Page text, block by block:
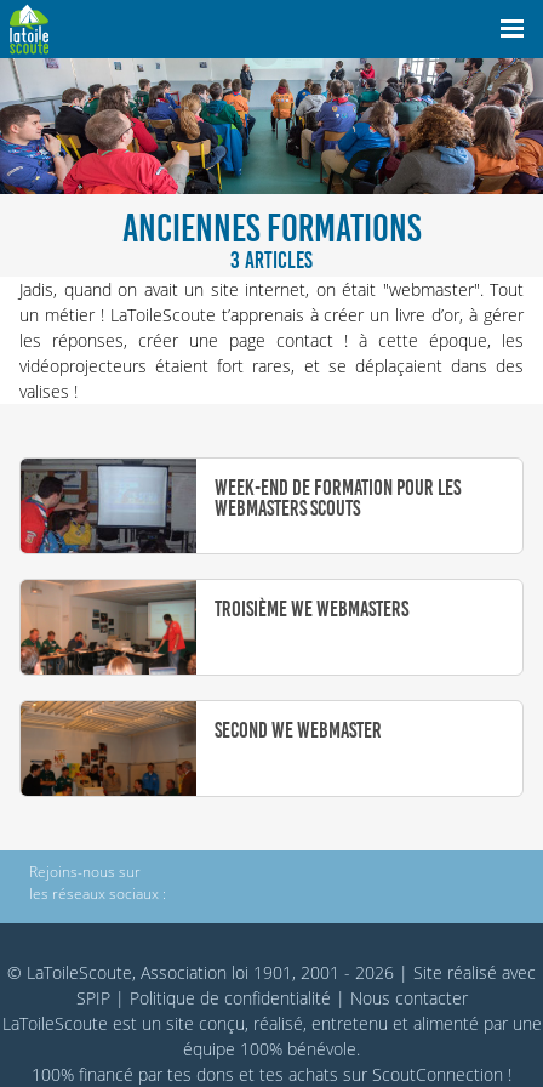
ANCIENNES FORMATIONS
3 ARTICLES
Jadis, quand on avait un site internet, on était "webmaster". Tout
un métier ! LaToileScoute t’apprenais à créer un livre d’or, à gérer
les réponses, créer une page contact ! à cette époque, les
vidéoprojecteurs étaient fort rares, et se déplaçaient dans des
valises !
Week-end de formation pour les
webmasters scouts
Troisième WE Webmasters
Second WE webmaster
Rejoins-nous sur
les réseaux sociaux :
© LaToileScoute, Association loi 1901, 2001 - 2026 | Site réalisé avec
SPIP| Politique de confidentialité | Nous contacter
LaToileScoute est un site conçu, réalisé, entretenu et alimenté par une
équipe 100% bénévole.
100% financé par tes dons et tes achats sur ScoutConnection !